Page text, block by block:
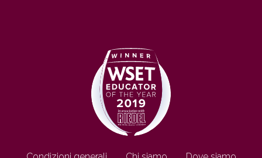
Footer IT